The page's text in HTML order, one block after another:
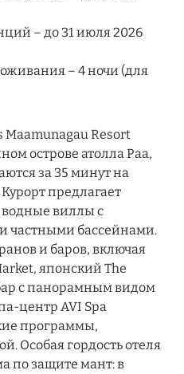
– ВСЁ
ОТ ULTIMA GSTAAD
– до 31 июля 2026
– 4 ночи (для
Resort
острове атолла Раа,
за 35 минут на
предлагает
виллы с
частными бассейнами.
и баров, включая
японский The
с панорамным видом
центр AVI Spa
программы,
Особая гордость отеля
по защите мант: в